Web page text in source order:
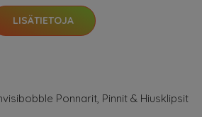
LISÄTIETOJA